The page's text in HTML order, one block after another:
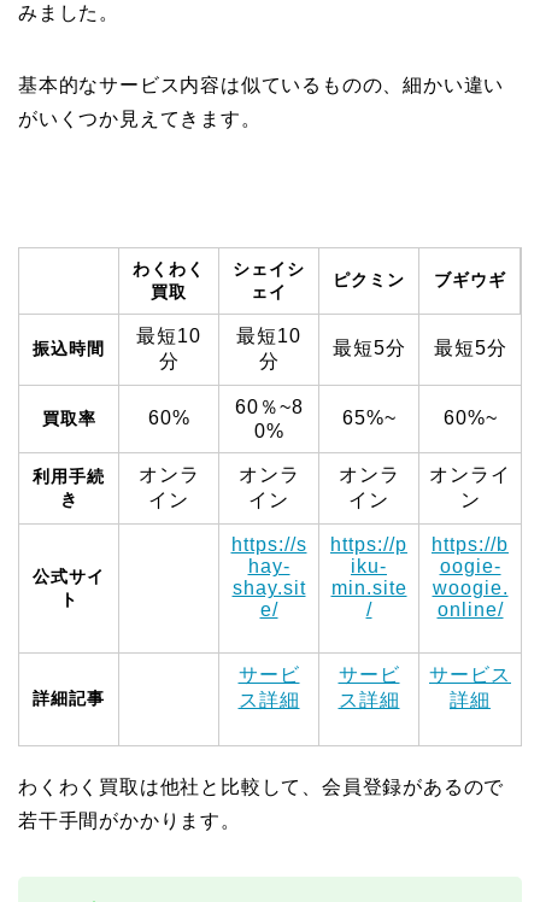
みました。
基本的なサービス内容は似ているものの、細かい違い
がいくつか見えてきます。
わくわく
買取
シェイシ
ェイ
ピクミン ブギウギ
振込時間
最短10
分
最短10
分
最短5分 最短5分
買取率 60%
60％~8
0%
65%~ 60%~
利用手続
き
オンラ
イン
オンラ
イン
オンラ
イン
オンライ
ン
公式サイ
ト
https://s
hay-
shay.sit
e/
https://p
iku-
min.site
/
https://b
oogie-
woogie.
online/
詳細記事
サービ
ス詳細
サービ
ス詳細
サービス
詳細
わくわく買取は他社と比較して、会員登録があるので
若干手間がかかります。